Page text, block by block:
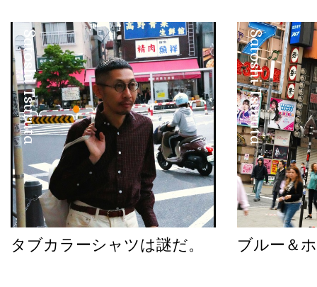
Satoshi Tsuruta
タブカラーシャツは謎だ。
Satoshi Tsuruta
ブルー＆